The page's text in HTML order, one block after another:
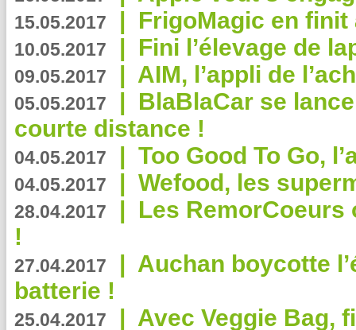
15.05.2017 | FrigoMagic en
10.05.2017 | Fini l’élevage de
09.05.2017 | AIM, l’appli de
05.05.2017 | BlaBlaCar se
courte distance !
04.05.2017 | Too Good To Go,
04.05.2017 | Wefood, les
28.04.2017 | Les RemorCoeurs
!
27.04.2017 | Auchan boycotte
batterie !
25.04.2017 | Avec Veggie Bag,